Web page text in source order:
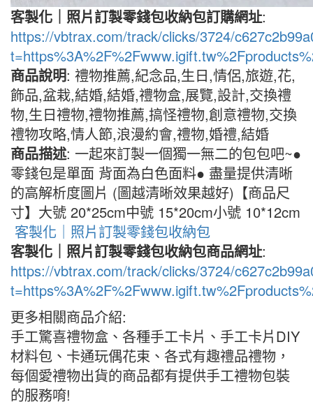
客製化｜照片訂製零錢包收納包訂購網址:
https://vbtrax.com/track/clicks/3724/
商品說明: 禮物推薦,紀念品,生日,情侶,旅遊,花,
飾品,盆栽,結婚,結婚,禮物盒,展覽,設計,交換禮
物,生日禮物,禮物推薦,搞怪禮物,創意禮物,交換
禮物攻略,情人節,浪漫約會,禮物,婚禮,結婚
商品描述: 一起來訂製一個獨一無二的包包吧~●
零錢包是單面 背面為白色面料● 盡量提供清晰
的高解析度圖片 (圖越清晰效果越好)【商品尺
寸】大號 20*25cm中號 15*20cm小號 10*12cm
客製化｜照片訂製零錢包收納包
客製化｜照片訂製零錢包收納包商品網址:
https://vbtrax.com/track/clicks/3724/
更多相關商品介紹:
手工驚喜禮物盒、各種手工卡片、手工卡片DIY
材料包、卡通玩偶花束、各式有趣禮品禮物，
每個愛禮物出貨的商品都有提供手工禮物包裝
的服務唷!